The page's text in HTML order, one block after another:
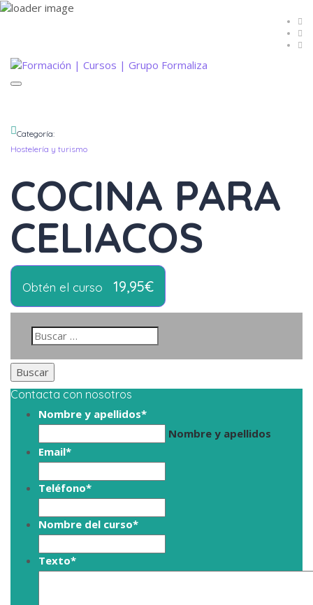
Toggle
Categoría:
Hostelería y turismo
COCINA PARA
CELIACOS
Obtén el curso 19,95€
Contacta con nosotros
Nombre y apellidos*
Nombre y apellidos
Email*
Teléfono*
Nombre del curso*
Texto*